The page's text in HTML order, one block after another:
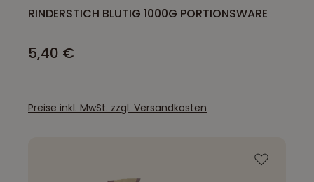
RINDERSTICH BLUTIG 1000G PORTIONSWARE
5,40 €
Preise inkl. MwSt. zzgl. Versandkosten